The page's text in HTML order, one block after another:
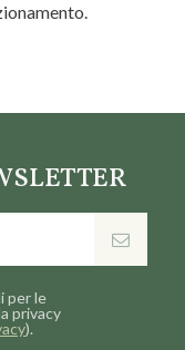
per le
privacy
).